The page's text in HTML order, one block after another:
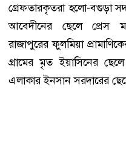
গ্রেফতারকৃতরা হলো-বগুড়া
আবেদীনের ছেলে প্রেস
রাজাপুরের ফুলমিয়া
গ্রামের মৃত ইয়াসিনের
এলাকার ইনসান সরদারের